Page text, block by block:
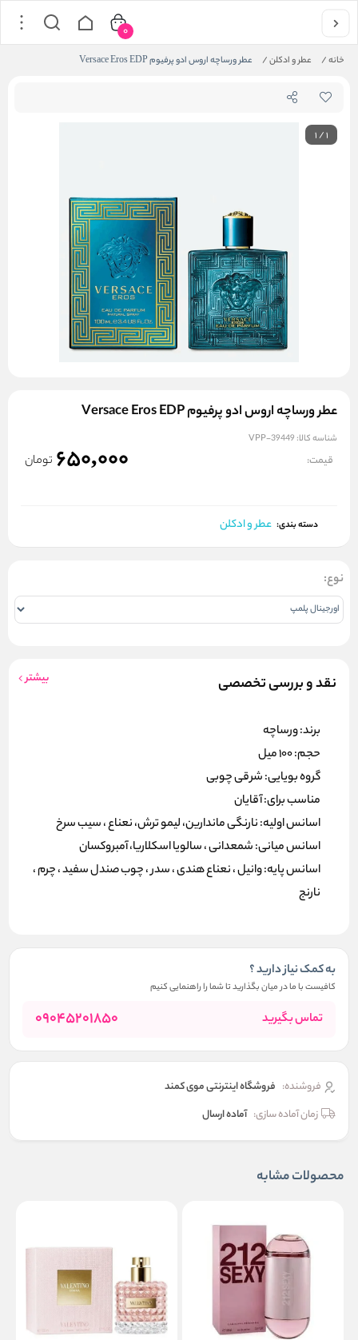
خانه/ عطر و ادکلن/ عطر ورساچه اروس ادو پرفیوم Versace Eros EDP
0
1/1
عطر ورساچه اروس ادو پرفیوم Versace Eros EDP
شناسه کالا: VPP-39449
قیمت: 650,000 تومان
دسته بندی: عطر و ادکلن
نقد و بررسی تخصصی بیشتر
برند: ورساچه
حجم: 100 میل
گروه بویایی: شرقی چوبی
مناسب برای: آقایان
اسانس اولیه: نارنگی ماندارین، لیمو ترش، نعناع ، سیب سرخ
اسانس میانی: شمعدانی ، سالویا اسکلاریا، آمبروکسان
اسانس پایه: وانیل ، نعناع هندی ، سدر ، چوب صندل سفید ، چرم ،
نارنج
به کمک نیاز دارید ؟
کافیست با ما در میان بگذارید تا شما را راهنمایی کنیم
تماس بگیرید 09045201850
فروشنده: فروشگاه اینترنتی موی کمند
زمان آماده سازی: آماده ارسال
نوع:
محصولات مشابه